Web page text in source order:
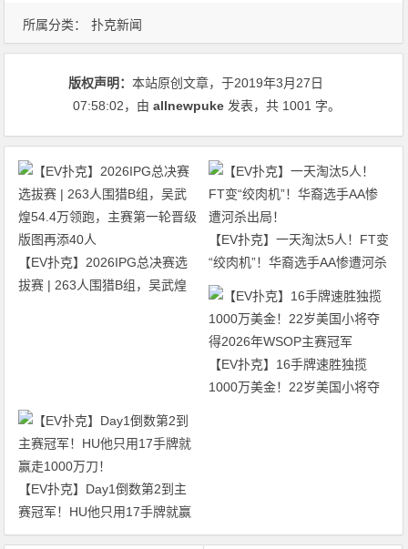
所属分类： 扑克新闻
版权声明：本站原创文章，于2019年3月27日
07:58:02，由allnewpuke 发表，共 1001 字。
【EV扑克】2026IPG总决赛选
拔赛 | 263人围猎B组，吴武煌
【EV扑克】一天淘汰5人！FT变
“绞肉机”！华裔选手AA惨遭河杀
出局！
【EV扑克】16手牌速胜独揽
1000万美金！22岁美国小将夺
【EV扑克】Day1倒数第2到主
赛冠军！HU他只用17手牌就赢
走1000万刀！